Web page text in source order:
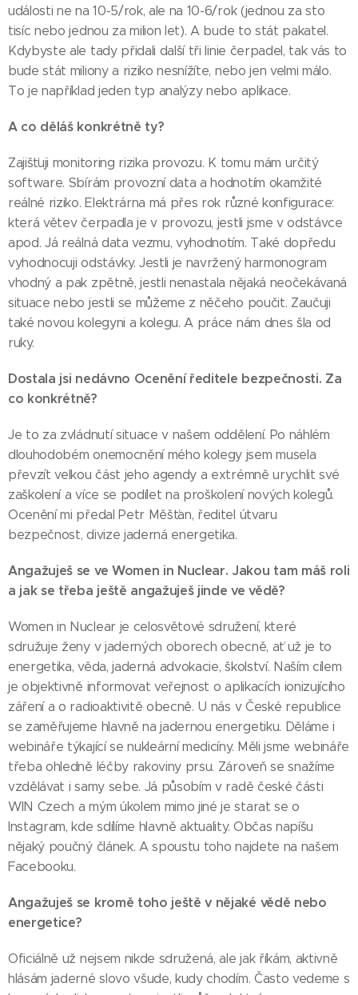
události ne na 10-5/rok, ale na 10-6/rok (jednou za sto
tisíc nebo jednou za milion let). A bude to stát pakatel.
Kdybyste ale tady přidali další tři linie čerpadel, tak vás to
bude stát miliony a riziko nesnížíte, nebo jen velmi málo.
To je například jeden typ analýzy nebo aplikace.
A co děláš konkrétně ty?
Zajišťuji monitoring rizika provozu. K tomu mám určitý
software. Sbírám provozní data a hodnotím okamžité
reálné riziko. Elektrárna má přes rok různé konfigurace:
která větev čerpadla je v provozu, jestli jsme v odstávce
apod. Já reálná data vezmu, vyhodnotím. Také dopředu
vyhodnocuji odstávky. Jestli je navržený harmonogram
vhodný a pak zpětně, jestli nenastala nějaká neočekávaná
situace nebo jestli se můžeme z něčeho poučit. Zaučuji
také novou kolegyni a kolegu. A práce nám dnes šla od
ruky.
Dostala jsi nedávno Ocenění ředitele bezpečnosti. Za
co konkrétně?
Je to za zvládnutí situace v našem oddělení. Po náhlém
dlouhodobém onemocnění mého kolegy jsem musela
převzít velkou část jeho agendy a extrémně urychlit své
zaškolení a více se podílet na proškolení nových kolegů.
Ocenění mi předal Petr Měšťan, ředitel útvaru
bezpečnost, divize jaderná energetika.
Angažuješ se ve Women in Nuclear. Jakou tam máš roli
a jak se třeba ještě angažuješ jinde ve vědě?
Women in Nuclear je celosvětové sdružení, které
sdružuje ženy v jaderných oborech obecně, ať už je to
energetika, věda, jaderná advokacie, školství. Naším cílem
je objektivně informovat veřejnost o aplikacích ionizujícího
záření a o radioaktivitě obecně. U nás v České republice
se zaměřujeme hlavně na jadernou energetiku. Děláme i
webináře týkající se nukleární medicíny. Měli jsme webináře
třeba ohledně léčby rakoviny prsu. Zároveň se snažíme
vzdělávat i samy sebe. Já působím v radě české části
WIN Czech a mým úkolem mimo jiné je starat se o
Instagram, kde sdílíme hlavně aktuality. Občas napíšu
nějaký poučný článek. A spoustu toho najdete na našem
Facebooku.
Angažuješ se kromě toho ještě v nějaké vědě nebo
energetice?
Oficiálně už nejsem nikde sdružená, ale jak říkám, aktivně
hlásám jaderné slovo všude, kudy chodím. Často vedeme s